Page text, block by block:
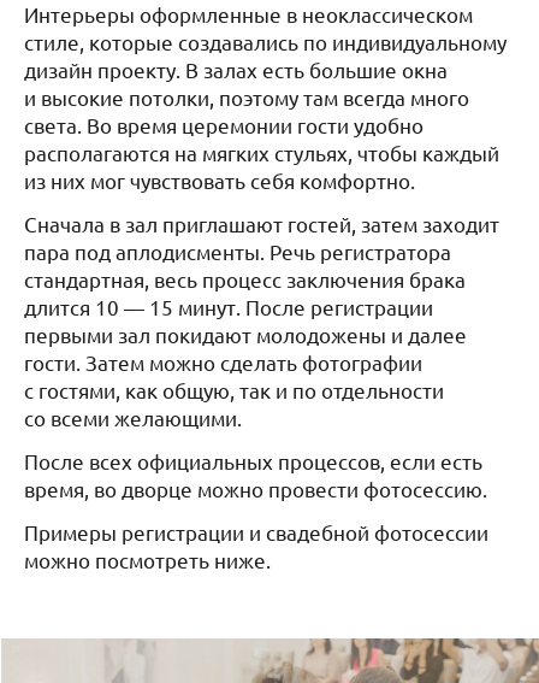
Интерьеры оформленные в неоклассическом
стиле, которые создавались по индивидуальному
дизайн проекту. В залах есть большие окна
и высокие потолки, поэтому там всегда много
света. Во время церемонии гости удобно
располагаются на мягких стульях, чтобы каждый
из них мог чувствовать себя комфортно.
Сначала в зал приглашают гостей, затем заходит
пара под аплодисменты. Речь регистратора
стандартная, весь процесс заключения брака
длится 10 — 15 минут. После регистрации
первыми зал покидают молодожены и далее
гости. Затем можно сделать фотографии
с гостями, как общую, так и по отдельности
со всеми желающими.
После всех официальных процессов, если есть
время, во дворце можно провести фотосессию.
Примеры регистрации и свадебной фотосессии
можно посмотреть ниже.